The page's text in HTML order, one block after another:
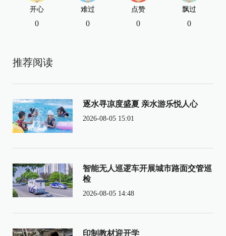
开心
0
难过
0
点赞
0
飘过
0
推荐阅读
逐水寻凉度盛夏 亲水游乐悦人心
2026-08-05 15:01
智能无人巡逻车开展城市路面交管巡
检
2026-08-05 14:48
印制教材迎开学